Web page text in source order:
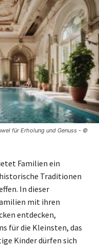
für Erholung und Genuss - ©
Familien ein
Traditionen
In dieser
mit ihren
entdecken,
für die Kleinsten, das
Kinder dürfen sich